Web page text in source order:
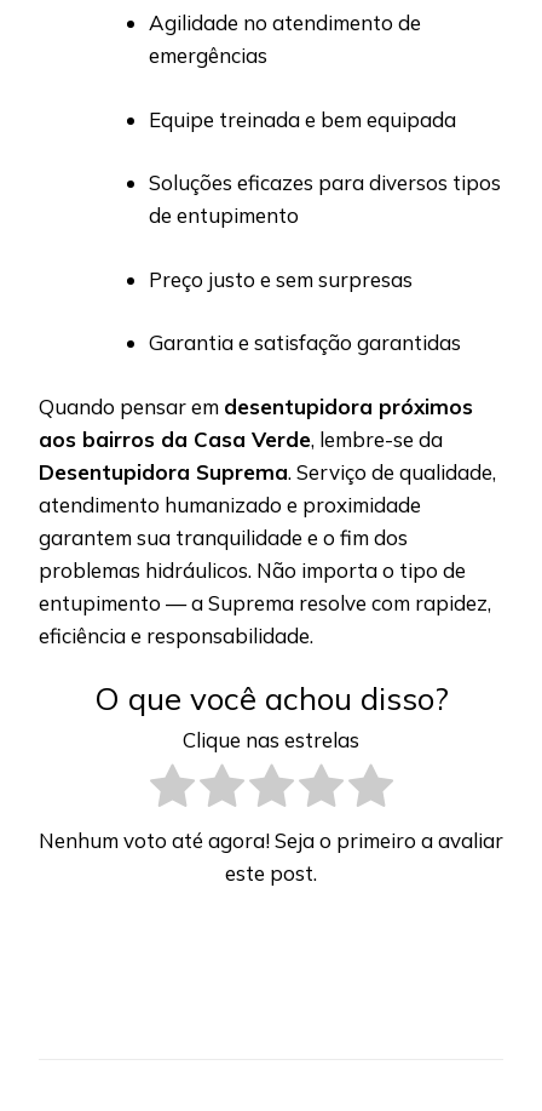
Agilidade no atendimento de
emergências
Equipe treinada e bem equipada
Soluções eficazes para diversos tipos
de entupimento
Preço justo e sem surpresas
Garantia e satisfação garantidas
Quando pensar em desentupidora próximos
aos bairros da Casa Verde, lembre-se da
Desentupidora Suprema. Serviço de qualidade,
atendimento humanizado e proximidade
garantem sua tranquilidade e o fim dos
problemas hidráulicos. Não importa o tipo de
entupimento — a Suprema resolve com rapidez,
eficiência e responsabilidade.
O que você achou disso?
Clique nas estrelas
Nenhum voto até agora! Seja o primeiro a avaliar
este post.